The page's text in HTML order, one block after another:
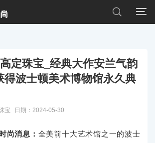


定珠宝_经典大作安兰气韵
得波士顿美术博物馆永久典
宝 日期：2024-05-30
尚消息： 全美前十大艺术馆之一的波士